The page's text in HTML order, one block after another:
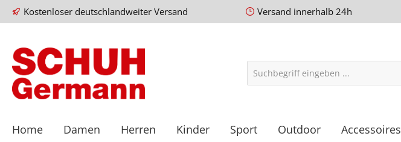
Kostenloser deutschlandweiter Versand Versand innerhalb 24h
Home Damen Herren Kinder Sport Outdoor Accessoires